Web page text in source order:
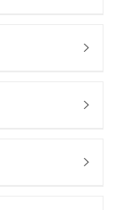


